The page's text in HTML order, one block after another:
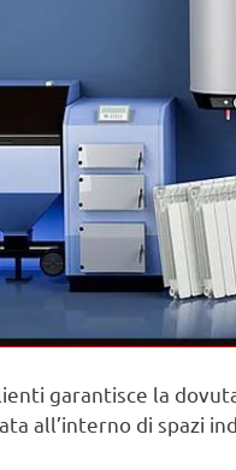
garantisce la
all’interno di spazi